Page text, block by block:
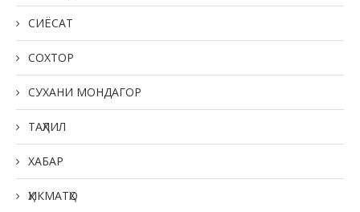
СИЁСАТ
СОХТОР
СУХАНИ МОНДАГОР
ТАҲЛИЛ
ХАБАР
ҲИКМАТҲО